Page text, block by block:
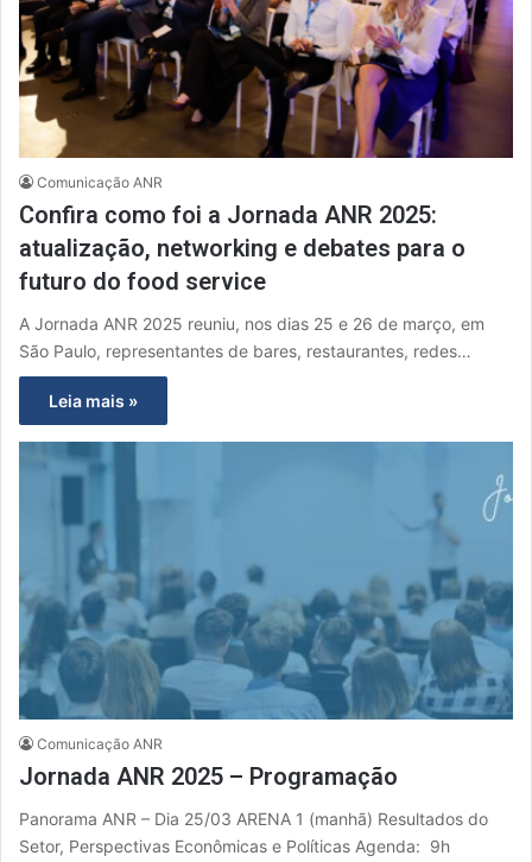
Comunicação ANR
Confira como foi a Jornada ANR 2025:
atualização, networking e debates para o
futuro do food service
A Jornada ANR 2025 reuniu, nos dias 25 e 26 de março, em
São Paulo, representantes de bares, restaurantes, redes…
Leia mais »
Comunicação ANR
Jornada ANR 2025 – Programação
Panorama ANR – Dia 25/03 ARENA 1 (manhã) Resultados do
Setor, Perspectivas Econômicas e Políticas Agenda: 9h